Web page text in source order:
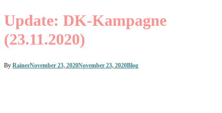
Update: DK-Kampagne
(23.11.2020)
By RainerNovember 23, 2020November 23, 2020Blog